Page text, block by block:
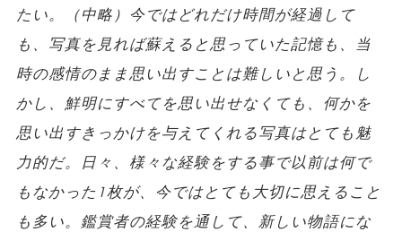
たい。（中略）今ではどれだけ時間が経過して
も、写真を見れば蘇えると思っていた記憶も、当
時の感情のまま思い出すことは難しいと思う。し
かし、鮮明にすべてを思い出せなくても、何かを
思い出すきっかけを与えてくれる写真はとても魅
力的だ。日々、様々な経験をする事で以前は何で
もなかった1枚が、今ではとても大切に思えること
も多い。鑑賞者の経験を通して、新しい物語にな